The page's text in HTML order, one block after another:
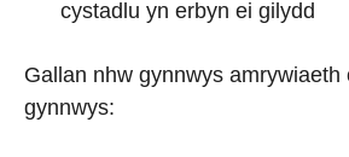
cystadlu yn erbyn ei gilydd
Gallan nhw gynnwys amrywiaeth
gynnwys: